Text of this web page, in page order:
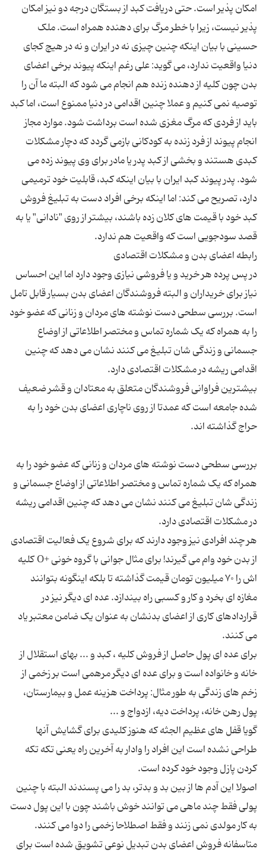
امکان پذیر است. حتی دریافت کبد از بستگان درجه دو نیز امکان
پذیر نیست، زیرا با خطر مرگ برای دهنده همراه است. ملک
حسینی با بیان اینکه چنین چیزی نه در ایران و نه در هیچ کجای
دنیا واقعیت ندارد، می گوید: علی رغم اینکه پیوند برخی اعضای
بدن چون کلیه از دهنده زنده هم انجام می شود که البته ما آن را
توصیه نمی کنیم و عملا چنین اقدامی در دنیا ممنوع است، اما کبد
باید از فردی که مرگ مغزی شده است برداشت شود. موارد مجاز
انجام پیوند از فرد زنده به کودکانی بازمی گردد که دچار مشکلات
کبدی هستند و بخشی از کبد پدر یا مادر برای وی پیوند زده می
شود. پدر پیوند کبد ایران با بیان اینکه کبد، قابلیت خود ترمیمی
دارد، تصریح می کند: اما اینکه برخی افراد دست به تبلیغ فروش
کبد خود با قیمت های کلان زده باشند، بیشتر از روی "نادانی" یا به
در پس پرده هر خرید و یا فروشی نیازی وجود دارد اما این احساس
نیاز برای خریداران و البته فروشندگان اعضای بدن بسیار قابل تامل
است. بررسی سطحی دست نوشته های مردان و زنانی که عضو خود
را به همراه که یک شماره تماس و مختصر اطلاعاتی از اوضاع
جسمانی و زندگی شان تبلیغ می کنند نشان می دهد که چنین
بیشترین فراوانی فروشندگان متعلق به معتادان و قشر ضعیف
شده جامعه است که عمدتا از روی ناچاری اعضای بدن خود را به
بررسی سطحی دست نوشته های مردان و زنانی که عضو خود را به
همراه که یک شماره تماس و مختصر اطلاعاتی از اوضاع جسمانی و
زندگی شان تبلیغ می کنند نشان می دهد که چنین اقدامی ریشه
هر چند افرادی نیز وجود دارند که برای شروع یک فعالیت اقتصادی
از بدن خود وام می گیرند! برای مثال جوانی با گروه خونی +O کلیه
اش را ۷۰ میلیون تومان قیمت گذاشته تا بلکه اینگونه بتوانند
مغازه ای بخرد و کار و کسبی راه بیندازد. عده ای دیگر نیز در
قراردادهای کاری از اعضای بدنشان به عنوان یک ضامن معتبر یاد
برای عده ای پول حاصل از فروش کلیه ، کبد و ... بهای استقلال از
خانه و خانواده است و برای عده ای دیگر مرهمی است بر زخمی از
زخم های زندگی به طور مثال: پرداخت هزینه عمل و بیمارستان،
گویا قفل های عظیم الجثه که هنوز کلیدی برای گشایش آنها
طراحی نشده است این افراد را وادار به آخرین راه یعنی تکه تکه
اصولا این آدم ها از بین بد و بدتر، بد را می پسندند البته با چنین
پولی فقط چند ماهی می توانند خوش باشند چون با این پول دست
متاسفانه فروش اعضای بدن تبدیل نوعی تشویق شده است برای